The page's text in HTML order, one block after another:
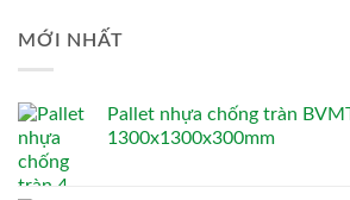
MỚI NHẤT
Pallet nhựa chống tràn
1300x1300x300mm